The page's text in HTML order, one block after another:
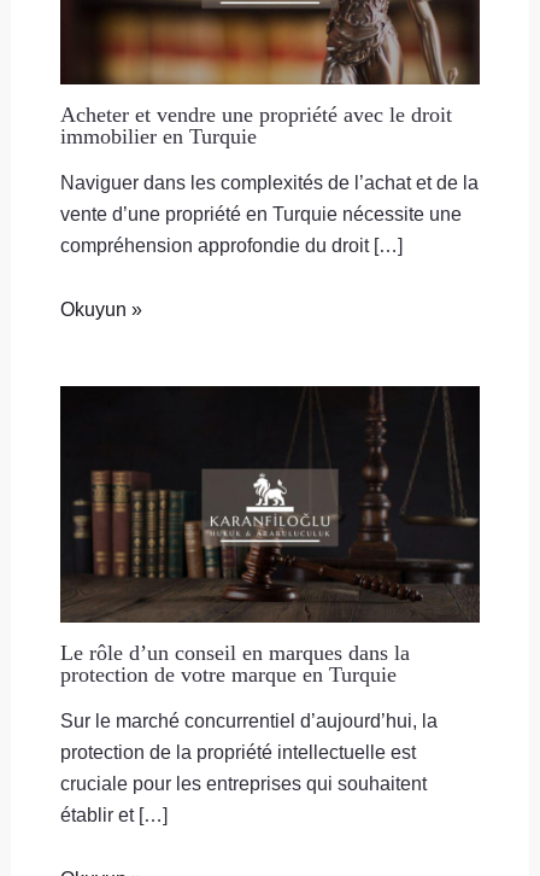
Acheter et vendre une propriété avec le droit
immobilier en Turquie
Naviguer dans les complexités de l’achat et de la
vente d’une propriété en Turquie nécessite une
compréhension approfondie du droit […]
Okuyun »
Le rôle d’un conseil en marques dans la
protection de votre marque en Turquie
Sur le marché concurrentiel d’aujourd’hui, la
protection de la propriété intellectuelle est
cruciale pour les entreprises qui souhaitent
établir et […]